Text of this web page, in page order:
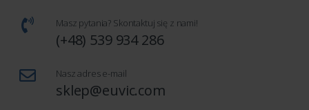
Masz pytania? Skontaktuj się z nami!
(+48) 539 934 286
Nasz adres e-mail
sklep@euvic.com